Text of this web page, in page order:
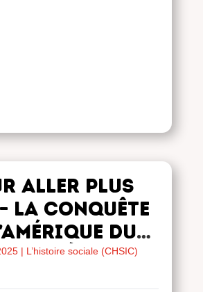
aller plus
La conquête
du
: un génocide
| L’histoire sociale (CHSIC)